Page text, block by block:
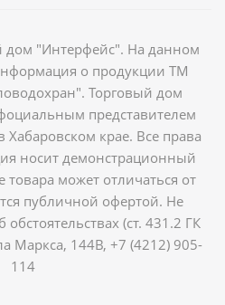
"Интерфейс". На данном
о продукции ТМ
Торговый дом
представителем
крае. Все права
носит демонстрационный
товара может отличаться от
публичной офертой. Не
(ст. 431.2 ГК
Маркса, 144В, +7 (4212) 905-
114